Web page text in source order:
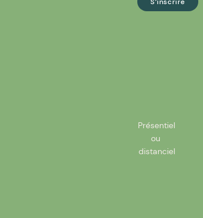
Présentiel
ou
distanciel